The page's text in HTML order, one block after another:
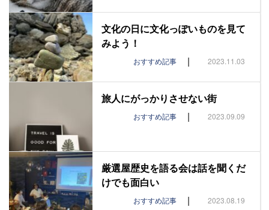
文化の日に文化っぽいものを見て
みよう！
おすすめ記事 | 2023.11.03
旅人にがっかりさせない街
おすすめ記事 | 2023.09.09
厳選屋歴史を語る会は話を聞くだ
けでも面白い
おすすめ記事 | 2023.08.19